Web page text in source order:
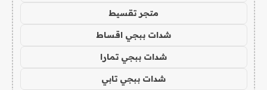
متجر تقسيط
شدات ببجي اقساط
شدات ببجي تمارا
شدات ببجي تابي